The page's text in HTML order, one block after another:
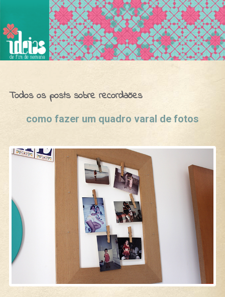
Ideias de Fim de Semana
Todos os posts sobre recordaões
como fazer um quadro varal de fotos